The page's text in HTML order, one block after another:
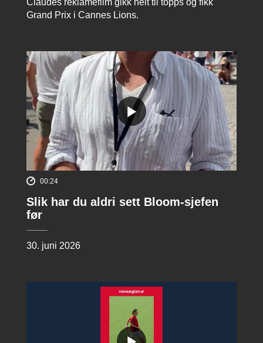
Claudes reklamefilm gikk helt til topps og fikk
Grand Prix i Cannes Lions.
00:24
Slik har du aldri sett Bloom-sjefen
før
30. juni 2026